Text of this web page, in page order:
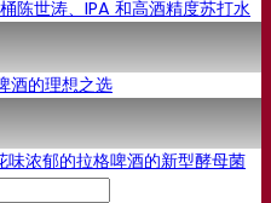
世涛、IPA 和高酒精度苏打水
的理想之选
浓郁的拉格啤酒的新型酵母菌